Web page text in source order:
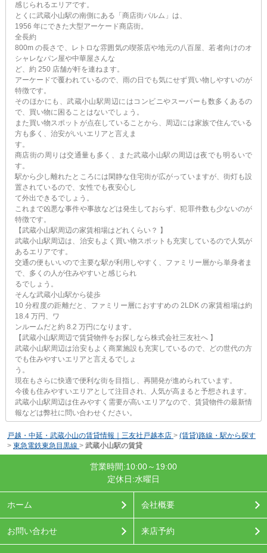
感じられるエリアです。
とくに武蔵小山駅の南側にある「商店街パルム」は、
1956 年にできた大型アーケード商店街。
全長約
800m の長さで、レトロな雰囲気の喫茶店や地元の八百屋、若者向けのオ
シャレなパン屋や中華屋さんな
ど、約 250 店舗が軒を連ねます。
アーケードで覆われているので、雨の日でも気にせず買い物しやすいのが
特徴です。
そのほかにも、武蔵小山駅周辺にはコンビニやスーパーも数多くあるの
で、買い物に困ることはないでしょう。
また買い物スポットが点在していることから、周辺には家族で住んでいる
方も多く、治安がいいエリアと言えま
す。
商店街の周りは交通量も多く、また武蔵小山駅の周辺は夜でも明るいで
す。
駅から少し離れたところには閑静な住宅街が広がっていますが、街灯も設
置されているので、女性でも夜安心し
て外出できるでしょう。
これまで凶悪な事件や事故などは発生しておらず、犯罪件数も少ないのが
特徴です。
【武蔵小山駅周辺の家賃相場はどれくらい？ 】
武蔵小山駅周辺は、治安もよく買い物スポットも充実しているので人気が
あるエリアです。
交通の便もいいので主要な駅が利用しやすく、ファミリー層から単身者ま
で、多くの人が住みやすいと感じられ
るでしょう。
そんな武蔵小山駅から徒歩
10 分程度の距離だと、ファミリー層におすすめの 2LDK の家賃相場は約
18.4 万円、ワ
ンルームだと約 8.2 万円になります。
【武蔵小山駅周辺で賃貸物件をお探しなら株式会社三友社へ 】
武蔵小山駅周辺は治安もよく商業施設も充実しているので、どの世代の方
でも住みやすいエリアと言えるでしょ
う。
現在もさらに快適で便利な街を目指し、再開発が進められています。
今後も住みやすいエリアとして注目され、人気が高まると予想されます。
武蔵小山駅周辺は住みやすく需要が高いエリアなので、賃貸物件の最新情
報などは弊社に問い合わせください。
戸越・中延・武蔵小山の賃貸情報｜三友社戸越本店 > (賃貸)路線・駅から探す
> 東急電鉄東急目黒線 > 武蔵小山駅の賃貸
営業時間:10:00～19:00
定休日:水曜日
ホーム 会社概要
お問い合わせ 来店予約